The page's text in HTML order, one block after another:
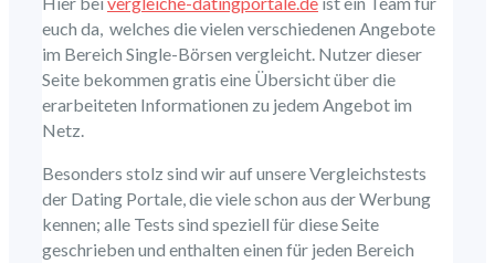
euch da, welches die vielen verschiedenen Angebote
im Bereich Single-Börsen vergleicht. Nutzer dieser
Seite bekommen gratis eine Übersicht über die
erarbeiteten Informationen zu jedem Angebot im
Netz.
Besonders stolz sind wir auf unsere Vergleichstests
der Dating Portale, die viele schon aus der Werbung
kennen; alle Tests sind speziell für diese Seite
geschrieben und enthalten einen für jeden Bereich